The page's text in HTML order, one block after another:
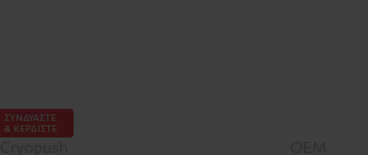
ΣΥΝΔΥΑΣΤΕ
& ΚΕΡΔΙΣΤΕ